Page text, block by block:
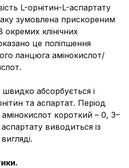
L-орнітин-L-аспартату
зумовлена прискореним
окремих клінічних
це поліпшення
ланцюга амінокислот/
абсорбується і
та аспартат. Період
короткий – 0, 3–
виводиться із